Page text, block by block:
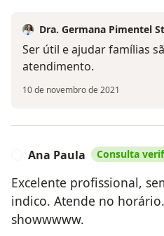
Dra. Germana Pimentel
Ser útil e ajudar famílias
atendimento.
10 de novembro de 2021
Ana Paula Consulta
Excelente profissional,
indico. Atende no
showwwww.